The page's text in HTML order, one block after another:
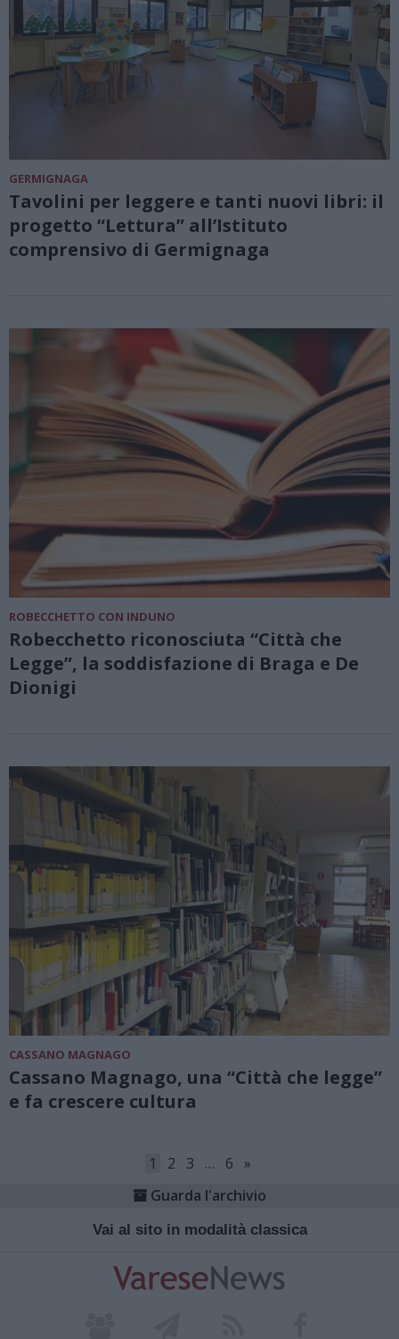
GERMIGNAGA
Tavolini per leggere e tanti nuovi libri: il
progetto “Lettura” all’Istituto
comprensivo di Germignaga
ROBECCHETTO CON INDUNO
Robecchetto riconosciuta “Città che
Legge”, la soddisfazione di Braga e De
Dionigi
CASSANO MAGNAGO
Cassano Magnago, una “Città che legge”
e fa crescere cultura
1 2 3 … 6
»
Guarda l'archivio
Vai al sito in modalità classica